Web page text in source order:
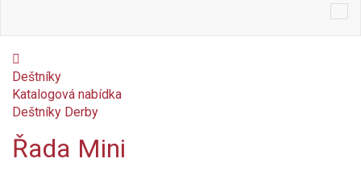
Deštníky
Katalogová nabídka
Deštníky Derby
Řada Mini